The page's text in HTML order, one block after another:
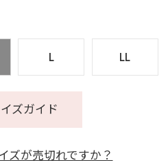
L LL
ズガイド
ズが売切れですか？